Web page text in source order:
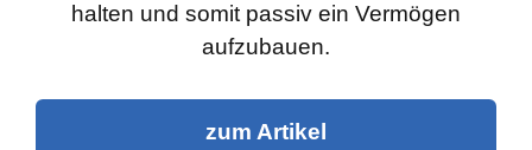
halten und somit passiv ein Vermögen
aufzubauen.
zum Artikel